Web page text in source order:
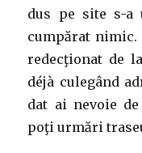
dus pe site s-a
cumpărat
redecţionat de
déjà culegând
dat ai nevoie
poţi urmări